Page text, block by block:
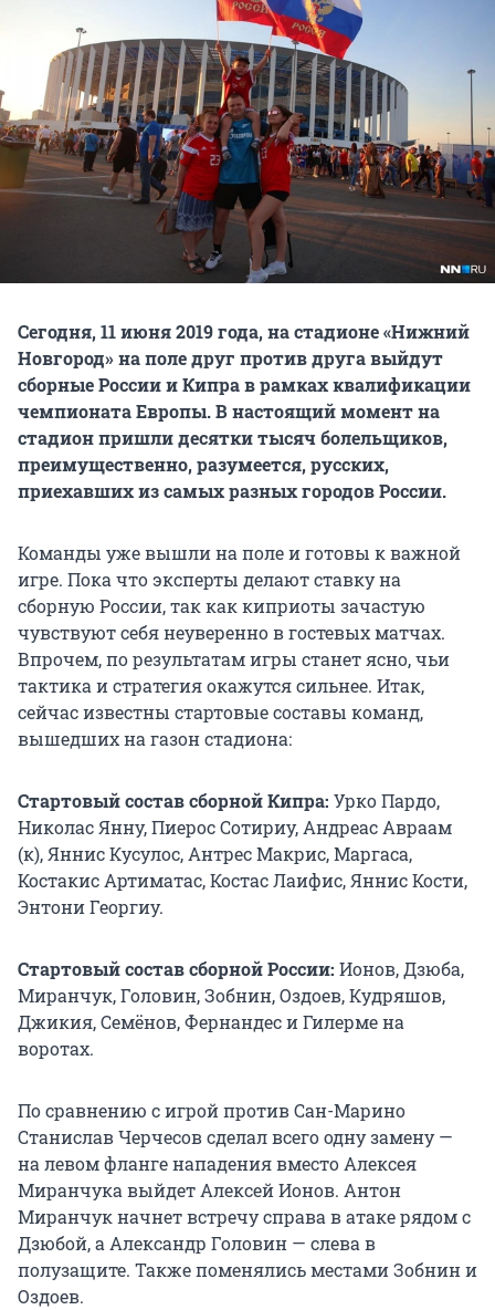
Сегодня, 11 июня 2019 года, на стадионе «Нижний
Новгород» на поле друг против друга выйдут
сборные России и Кипра в рамках квалификации
чемпионата Европы. В настоящий момент на
стадион пришли десятки тысяч болельщиков,
преимущественно, разумеется, русских,
приехавших из самых разных городов России.
Команды уже вышли на поле и готовы к важной
игре. Пока что эксперты делают ставку на
сборную России, так как киприоты зачастую
чувствуют себя неуверенно в гостевых матчах.
Впрочем, по результатам игры станет ясно, чьи
тактика и стратегия окажутся сильнее. Итак,
сейчас известны стартовые составы команд,
вышедших на газон стадиона:
Стартовый состав сборной Кипра: Урко Пардо,
Николас Янну, Пиерос Сотириу, Андреас Авраам
(к), Яннис Кусулос, Антрес Макрис, Маргаса,
Костакис Артиматас, Костас Лаифис, Яннис Кости,
Энтони Георгиу.
Стартовый состав сборной России: Ионов, Дзюба,
Миранчук, Головин, Зобнин, Оздоев, Кудряшов,
Джикия, Семёнов, Фернандес и Гилерме на
воротах.
По сравнению с игрой против Сан-Марино
Станислав Черчесов сделал всего одну замену —
на левом фланге нападения вместо Алексея
Миранчука выйдет Алексей Ионов. Антон
Миранчук начнет встречу справа в атаке рядом с
Дзюбой, а Александр Головин — слева в
полузащите. Также поменялись местами Зобнин и
Оздоев.